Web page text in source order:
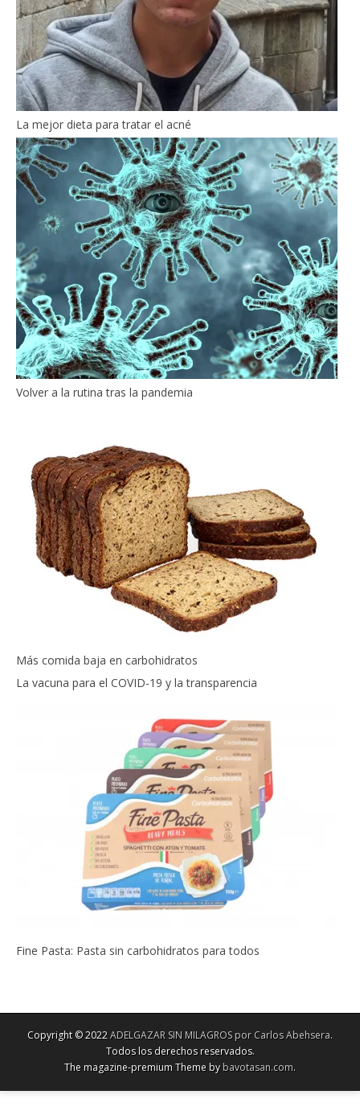
La mejor dieta para tratar el acné
Volver a la rutina tras la pandemia
Más comida baja en carbohidratos
La vacuna para el COVID-19 y la transparencia
Fine Pasta: Pasta sin carbohidratos para todos
Copyright © 2022ADELGAZAR SIN MILAGROS por Carlos Abehsera.
Todos los derechos reservados.
The magazine-premium Theme bybavotasan.com.